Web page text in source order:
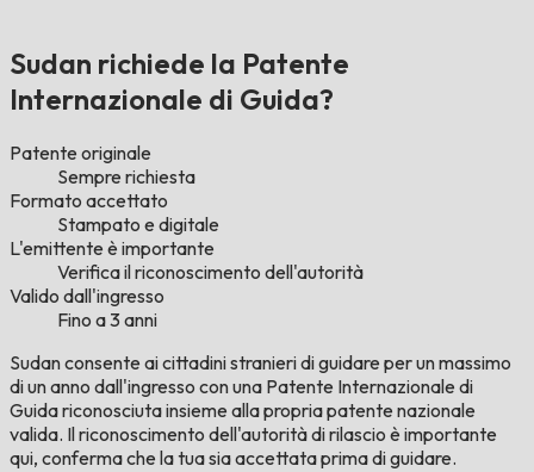
Sudan richiede la Patente
Internazionale di Guida?
Patente originale
Sempre richiesta
Formato accettato
Stampato e digitale
L'emittente è importante
Verifica il riconoscimento dell'autorità
Valido dall'ingresso
Fino a 3 anni
Sudan consente ai cittadini stranieri di guidare per un massimo
di un anno dall'ingresso con una Patente Internazionale di
Guida riconosciuta insieme alla propria patente nazionale
valida. Il riconoscimento dell'autorità di rilascio è importante
qui, conferma che la tua sia accettata prima di guidare.